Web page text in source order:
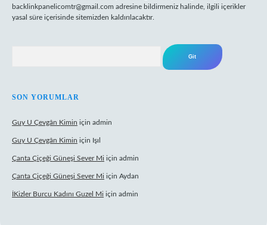
backlinkpanelicomtr@gmail.com adresine bildirmeniz halinde, ilgili içerikler
yasal süre içerisinde sitemizden kaldırılacaktır.
SON YORUMLAR
Guy U Çevgân Kimin için admin
Guy U Çevgân Kimin için Işıl
Çanta Çiçeği Güneşi Sever Mi için admin
Çanta Çiçeği Güneşi Sever Mi için Aydan
İKizler Burcu Kadını Guzel Mi için admin